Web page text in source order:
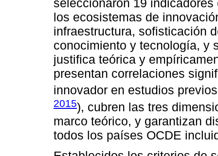
seleccionaron 19
los ecosistemas de
infraestructura, sofisticación
conocimiento y tecnología, y
justifica teórica y
presentan correlaciones
innovador en estudios
2015), cubren las tres
marco teórico, y garantizan
todos los países OCDE